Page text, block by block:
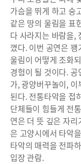
가슴을 뛰게 하고 숭
같은 땅의 울림을 표
다 사라지는 바람을,
꼈다. 이번 공연은
울림이 어떻게 조화
경험이 될 것이다.
가, 광양버꾸놀이,
된다. 전통타악을 접
단체들이 힘들게 전
연은 더 뜻 깊은 자
은 고양시에서 타악
타악의 매력을 전파
입장 관람.